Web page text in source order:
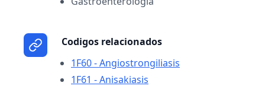
Codigos relacionados
1F60 - Angiostrongiliasis
1F61 - Anisakiasis